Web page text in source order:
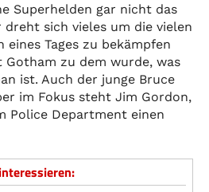
Superhelden gar nicht das
dreht sich vieles um die vielen
eines Tages zu bekämpfen
zu dem wurde, was
ist. Auch der junge Bruce
im Fokus steht Jim Gordon,
Police Department einen